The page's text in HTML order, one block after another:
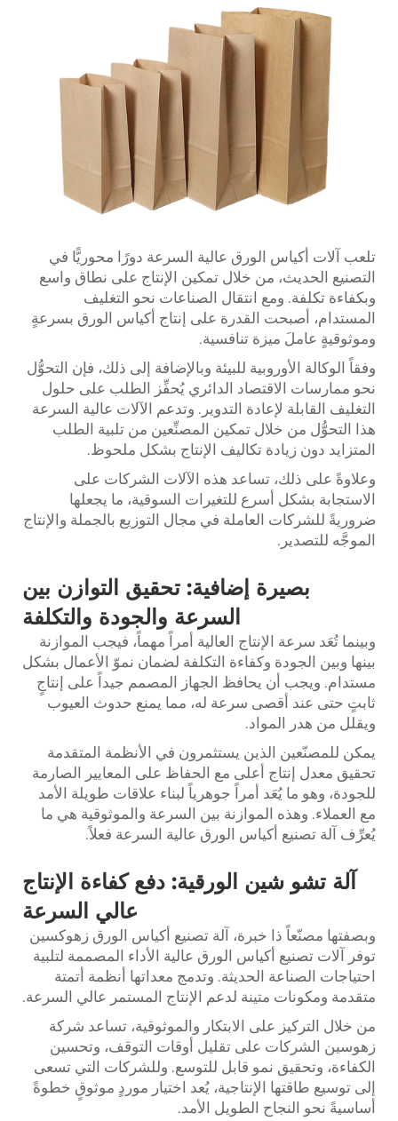
تلعب آلات أكياس الورق عالية السرعة دورًا محوريًّا في
التصنيع الحديث، من خلال تمكين الإنتاج على نطاق واسع
وبكفاءة تكلفة. ومع انتقال الصناعات نحو التغليف
المستدام، أصبحت القدرة على إنتاج أكياس الورق بسرعةٍ
وموثوقيةٍ عاملَ ميزة تنافسية.
وفقاً الوكالة الأوروبية للبيئة وبالإضافة إلى ذلك، فإن التحوُّل
نحو ممارسات الاقتصاد الدائري يُحفِّز الطلب على حلول
التغليف القابلة لإعادة التدوير. وتدعم الآلات عالية السرعة
هذا التحوُّل من خلال تمكين المصنِّعين من تلبية الطلب
المتزايد دون زيادة تكاليف الإنتاج بشكل ملحوظ.
وعلاوةً على ذلك، تساعد هذه الآلات الشركات على
الاستجابة بشكل أسرع للتغيرات السوقية، ما يجعلها
ضروريةً للشركات العاملة في مجال التوزيع بالجملة والإنتاج
الموجَّه للتصدير.
بصيرة إضافية: تحقيق التوازن بين
السرعة والجودة والتكلفة
وبينما تُعَد سرعة الإنتاج العالية أمراً مهماً، فيجب الموازنة
بينها وبين الجودة وكفاءة التكلفة لضمان نموّ الأعمال بشكل
مستدام. ويجب أن يحافظ الجهاز المصمم جيداً على إنتاجٍ
ثابتٍ حتى عند أقصى سرعة له، مما يمنع حدوث العيوب
ويقلل من هدر المواد.
يمكن للمصنّعين الذين يستثمرون في الأنظمة المتقدمة
تحقيق معدل إنتاج أعلى مع الحفاظ على المعايير الصارمة
للجودة، وهو ما يُعَد أمراً جوهرياً لبناء علاقات طويلة الأمد
مع العملاء. وهذه الموازنة بين السرعة والموثوقية هي ما
يُعرِّف آلة تصنيع أكياس الورق عالية السرعة فعلاً.
آلة تشو شين الورقية: دفع كفاءة الإنتاج
عالي السرعة
وبصفتها مصنّعاً ذا خبرة، آلة تصنيع أكياس الورق زهوكسين
توفر آلات تصنيع أكياس الورق عالية الأداء المصممة لتلبية
احتياجات الصناعة الحديثة. وتدمج معداتها أنظمة أتمتة
متقدمة ومكونات متينة لدعم الإنتاج المستمر عالي السرعة.
من خلال التركيز على الابتكار والموثوقية، تساعد شركة
زهوسين الشركات على تقليل أوقات التوقف، وتحسين
الكفاءة، وتحقيق نمو قابل للتوسع. وللشركات التي تسعى
إلى توسيع طاقتها الإنتاجية، يُعد اختيار موردٍ موثوقٍ خطوةً
أساسيةً نحو النجاح الطويل الأمد.